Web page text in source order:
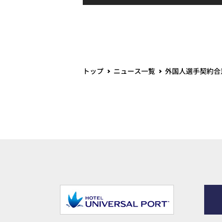
トップ ニュース一覧 外国人選手契約